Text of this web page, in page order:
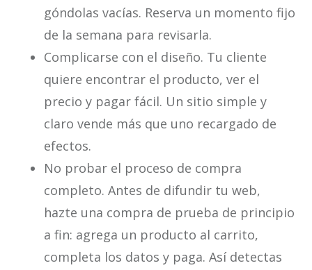
góndolas vacías. Reserva un momento fijo
de la semana para revisarla.
Complicarse con el diseño. Tu cliente
quiere encontrar el producto, ver el
precio y pagar fácil. Un sitio simple y
claro vende más que uno recargado de
efectos.
No probar el proceso de compra
completo. Antes de difundir tu web,
hazte una compra de prueba de principio
a fin: agrega un producto al carrito,
completa los datos y paga. Así detectas